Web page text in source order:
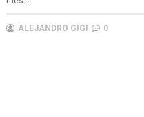
ALEJANDRO GIGI 0